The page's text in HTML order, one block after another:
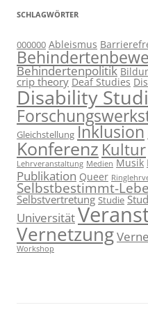
SCHLAGWÖRTER
000000 Ableismus
Behindertenpolitik
crip theory Deaf Studies
Disability
Gleichstellung Inklusion
Konferenz Kultur
Lehrveranstaltung Medien Musik
Publikation Queer
Selbstbestimmt-
Selbstvertretung Studie
Universität
Vernetzung
Workshop